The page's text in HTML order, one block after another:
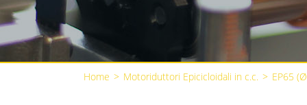
Home > Motoriduttori Epicicloidali in c.c. > EP65